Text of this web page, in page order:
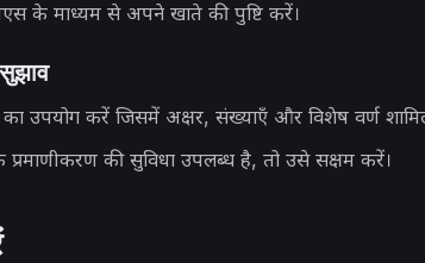
के माध्यम से अपने खाते की पुष्टि करें।
उपयोग करें जिसमें अक्षर, संख्याएँ और विशेष वर्ण
प्रमाणीकरण की सुविधा उपलब्ध है, तो उसे सक्षम करें।